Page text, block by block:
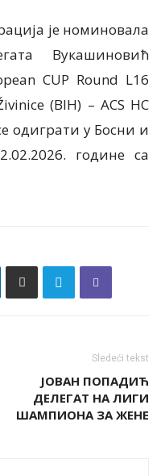
је номиновала
Вукашиновић
CUP Round L16
(BIH) – ACS HC
одиграти у Босни и
године са
Sledeći tekst
ЈОВАН ПОПАДИЋ
ДЕЛЕГАТ НА ЛИГИ
ШАМПИОНА ЗА ЖЕНЕ